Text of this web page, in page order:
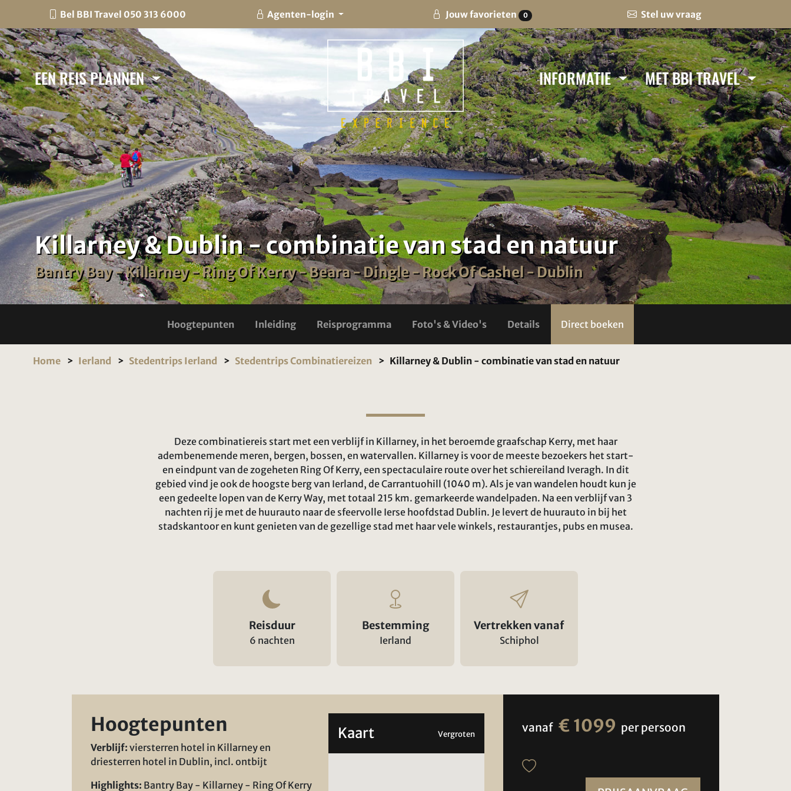
Bel BBI Travel 050 313 6000 Agenten-login Jouw favorieten 0 Stel uw vraag
EEN REIS PLANNEN INFORMATIE MET BBI TRAVEL
Killarney & Dublin - combinatie van stad en natuur
Bantry Bay - Killarney - Ring Of Kerry - Beara - Dingle - Rock Of Cashel - Dublin
Hoogtepunten Inleiding Reisprogramma Foto's & Video's Details Direct boeken
Home Ierland Stedentrips Ierland Stedentrips Combinatiereizen Killarney & Dublin - combinatie van stad en natuur
Deze combinatiereis start met een verblijf in Killarney, in het beroemde graafschap Kerry, met haar
adembenemende meren, bergen, bossen, en watervallen. Killarney is voor de meeste bezoekers het start-
en eindpunt van de zogeheten Ring Of Kerry, een spectaculaire route over het schiereiland Iveragh. In dit
gebied vind je ook de hoogste berg van Ierland, de Carrantuohill (1040 m). Als je van wandelen houdt kun je
een gedeelte lopen van de Kerry Way, met totaal 215 km. gemarkeerde wandelpaden. Na een verblijf van 3
nachten rij je met de huurauto naar de sfeervolle Ierse hoofdstad Dublin. Je levert de huurauto in bij het
stadskantoor en kunt genieten van de gezellige stad met haar vele winkels, restaurantjes, pubs en musea.
Reisduur
6 nachten
Bestemming
Ierland
Vertrekken vanaf
Schiphol
Hoogtepunten
Verblijf: viersterren hotel in Killarney en
driesterren hotel in Dublin, incl. ontbijt
Highlights: Bantry Bay - Killarney - Ring Of Kerry
Kaart Vergroten vanaf € 1099 per persoon